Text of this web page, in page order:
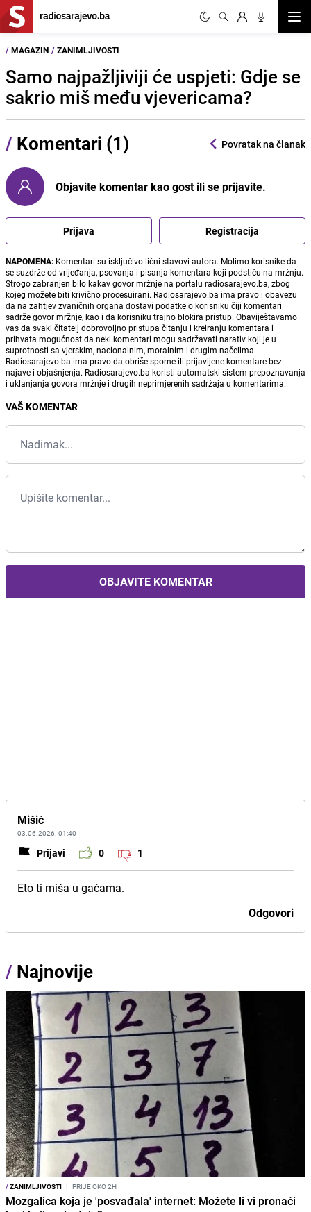
/ MAGAZIN / ZANIMLJIVOSTI
Samo najpažljiviji će uspjeti: Gdje se
sakrio miš među vjevericama?
/ Komentari (1) Povratak na članak
Objavite komentar kao gost ili se prijavite.
Prijava Registracija
NAPOMENA: Komentari su isključivo lični stavovi autora. Molimo korisnike da
se suzdrže od vrijeđanja, psovanja i pisanja komentara koji podstiču na mržnju.
Strogo zabranjen bilo kakav govor mržnje na portalu radiosarajevo.ba, zbog
kojeg možete biti krivično procesuirani. Radiosarajevo.ba ima pravo i obavezu
da na zahtjev zvaničnih organa dostavi podatke o korisniku čiji komentari
sadrže govor mržnje, kao i da korisniku trajno blokira pristup. Obaviještavamo
vas da svaki čitatelj dobrovoljno pristupa čitanju i kreiranju komentara i
prihvata mogućnost da neki komentari mogu sadržavati narativ koji je u
suprotnosti sa vjerskim, nacionalnim, moralnim i drugim načelima.
Radiosarajevo.ba ima pravo da obriše sporne ili prijavljene komentare bez
najave i objašnjenja. Radiosarajevo.ba koristi automatski sistem prepoznavanja
i uklanjanja govora mržnje i drugih neprimjerenih sadržaja u komentarima.
VAŠ KOMENTAR
OBJAVITE KOMENTAR
Mišić
03.06.2026. 01:40
Prijavi 0 1
Eto ti miša u gačama.
Odgovori
/ Najnovije
/ZANIMLJIVOSTI I PRIJE OKO 2H
Mozgalica koja je 'posvađala' internet: Možete li vi pronaći